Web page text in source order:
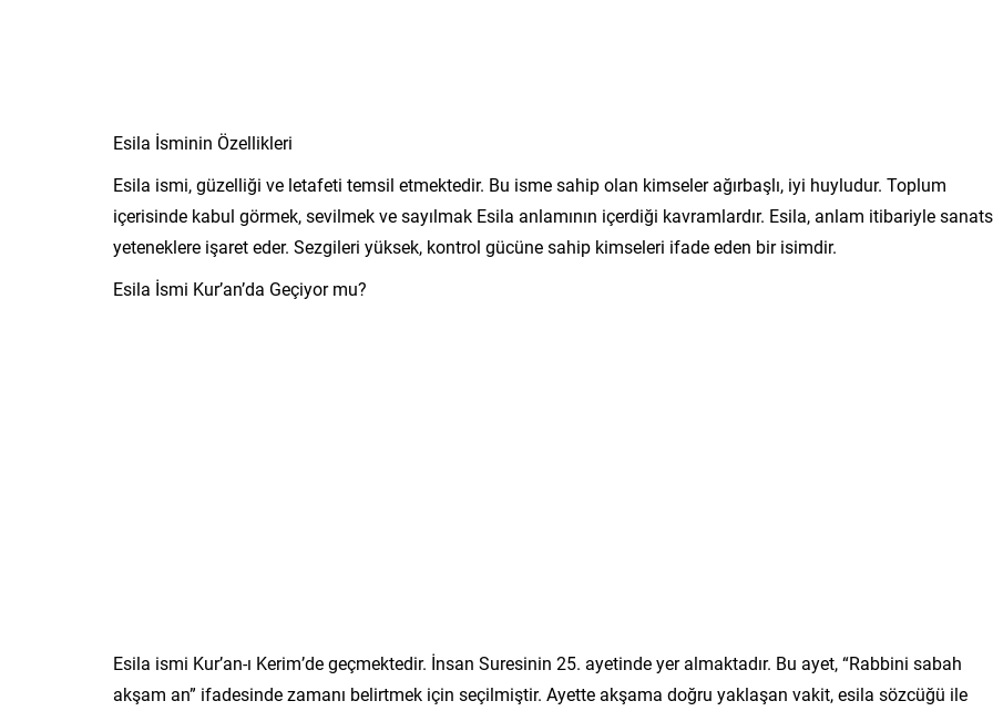
Esila İsminin Özellikleri
Esila ismi, güzelliği ve letafeti temsil etmektedir. Bu isme sahip olan kimseler ağırbaşlı, iyi huyludur. Toplum
içerisinde kabul görmek, sevilmek ve sayılmak Esila anlamının içerdiği kavramlardır. Esila, anlam itibariyle
yeteneklere işaret eder. Sezgileri yüksek, kontrol gücüne sahip kimseleri ifade eden bir isimdir.
Esila İsmi Kur’an’da Geçiyor mu?
Esila ismi Kur’an-ı Kerim’de geçmektedir. İnsan Suresinin 25. ayetinde yer almaktadır. Bu ayet, “Rabbini sabah
akşam an” ifadesinde zamanı belirtmek için seçilmiştir. Ayette akşama doğru yaklaşan vakit, esila sözcüğü ile